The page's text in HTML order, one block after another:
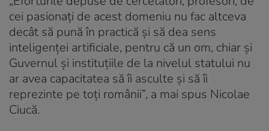
cei pasionaţi de acest domeniu nu fac altceva
decât să pună în practică şi să dea sens
inteligenţei artificiale, pentru că un om, chiar şi
Guvernul şi instituţiile de la nivelul statului nu
ar avea capacitatea să îi asculte şi să îi
reprezinte pe toţi românii”, a mai spus Nicolae
Ciucă.